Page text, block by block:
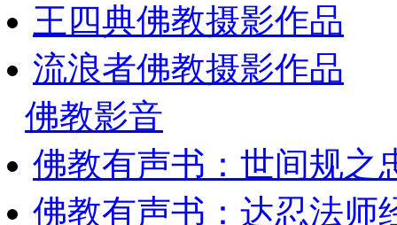
王四典佛教摄影作品
流浪者佛教摄影作品
佛教影音
佛教有声书：世间规
佛教有声书：达忍法师